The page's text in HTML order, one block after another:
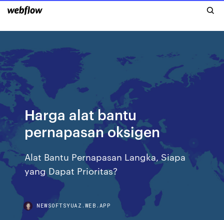
Harga alat bantu
pernapasan oksigen
Alat Bantu Pernapasan Langka, Siapa
yang Dapat Prioritas?
NEWSOFTSYUAZ.WEB.APP